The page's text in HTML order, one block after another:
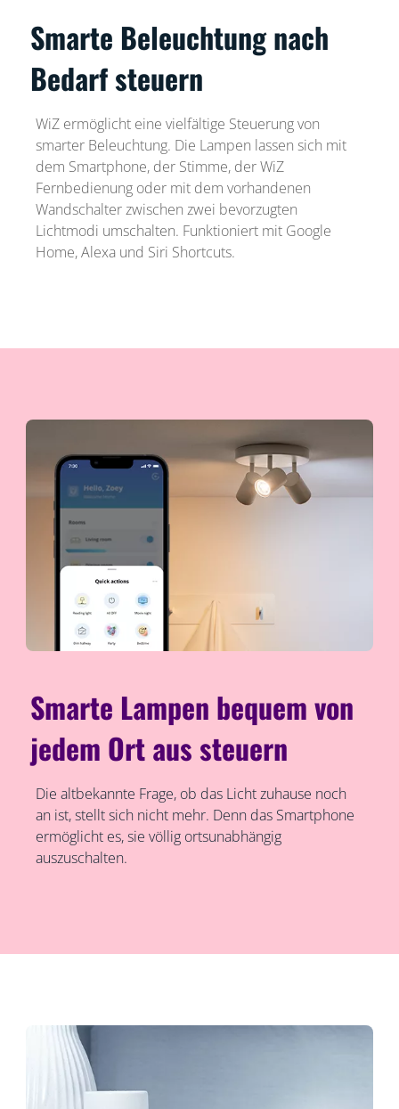
Smarte Beleuchtung nach
Bedarf steuern
WiZ ermöglicht eine vielfältige Steuerung von
smarter Beleuchtung. Die Lampen lassen sich mit
dem Smartphone, der Stimme, der WiZ
Fernbedienung oder mit dem vorhandenen
Wandschalter zwischen zwei bevorzugten
Lichtmodi umschalten. Funktioniert mit Google
Home, Alexa und Siri Shortcuts.
Smarte Lampen bequem von
jedem Ort aus steuern
Die altbekannte Frage, ob das Licht zuhause noch
an ist, stellt sich nicht mehr. Denn das Smartphone
ermöglicht es, sie völlig ortsunabhängig
auszuschalten.